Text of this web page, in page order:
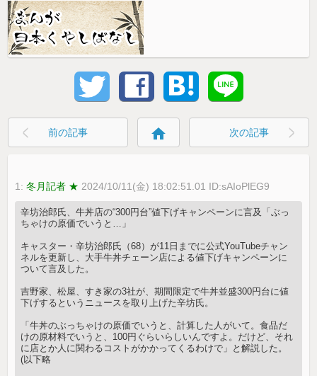
前の記事 home 次の記事
1:冬月記者 ★ 2024/10/11(金) 18:02:51.01 ID:sAIoPlEG9
辛坊治郎氏、牛丼店の“300円台”値下げキャンペーンに言及「ぶっ
ちゃけの原価でいうと…」
キャスター・辛坊治郎氏（68）が11日までに公式YouTubeチャン
ネルを更新し、大手牛丼チェーン店による値下げキャンペーンに
ついて言及した。
吉野家、松屋、すき家の3社が、期間限定で牛丼並盛300円台に値
下げするというニュースを取り上げた辛坊氏。
「牛丼のぶっちゃけの原価でいうと、計算した人がいて。食品だ
けの原材料でいうと、100円ぐらいらしいんですよ。だけど、それ
に店とか人に関わるコストがかかってくるわけで」と解説した。
(以下略